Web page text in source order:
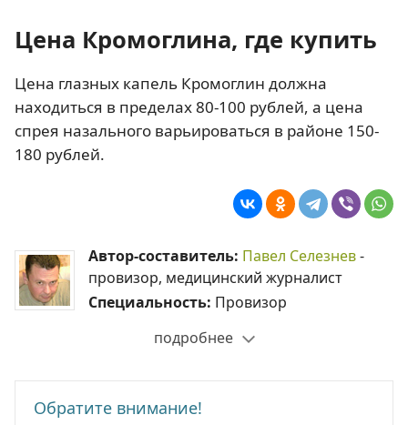
Цена Кромоглина, где купить
Цена глазных капель Кромоглин должна
находиться в пределах 80-100 рублей, а цена
спрея назального варьироваться в районе 150-
180 рублей.
Автор-составитель: Павел Селезнев-
провизор, медицинский журналист
Специальность: Провизор
подробнее
Обратите внимание!